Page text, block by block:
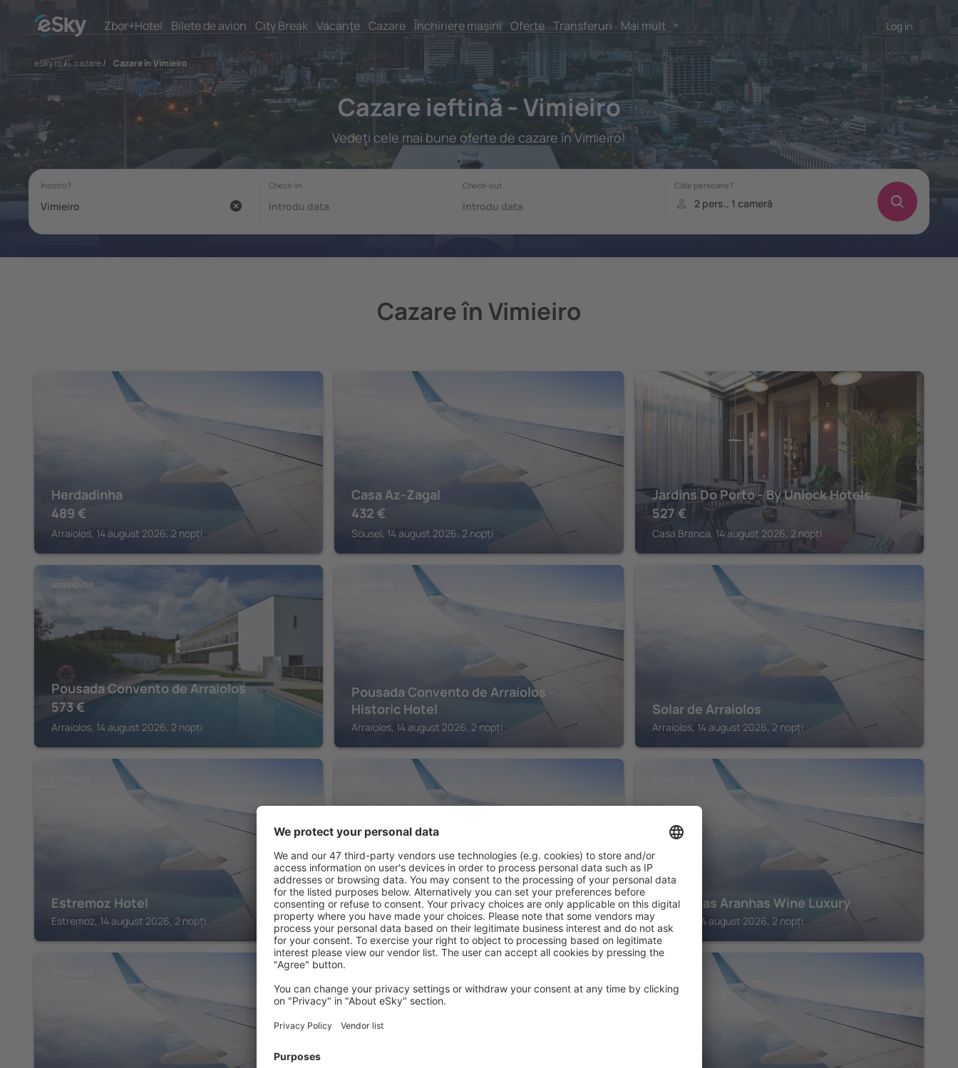
Zbor+Hotel Bilete de avion City Break Vacanţe Cazare Închiriere mașini Oferte Transferuri Mai mult Log in
eSky.ro/ cazare/ Cazare în Vimieiro
Cazare ieftină - Vimieiro
Vedeţi cele mai bune oferte de cazare în Vimieiro!
Cazare în Vimieiro
Herdadinha
489 €
Arraiolos, 14 august 2026, 2 nopți
Casa Az-Zagal
432 €
Sousel, 14 august 2026, 2 nopți
CASA BRANCA
Jardins Do Porto - By Unlock Hotels
527 €
Casa Branca, 14 august 2026, 2 nopți
ARRAIOLOS
Pousada Convento de Arraiolos
573€
Arraiolos, 14 august 2026, 2 nopți
Pousada Convento de Arraiolos -
Historic Hotel
Arraiolos, 14 august 2026, 2 nopți
Solar de Arraiolos
Arraiolos, 14 august 2026, 2 nopți
Estremoz Hotel
Estremoz, 14 august 2026, 2 nopți
Eighteen21 Houses - Casa dos Condes
Sousel, 14 august 2026, 2 nopți
Monte das Aranhas Wine Luxury
Arraiolos, 14 august 2026, 2 nopți